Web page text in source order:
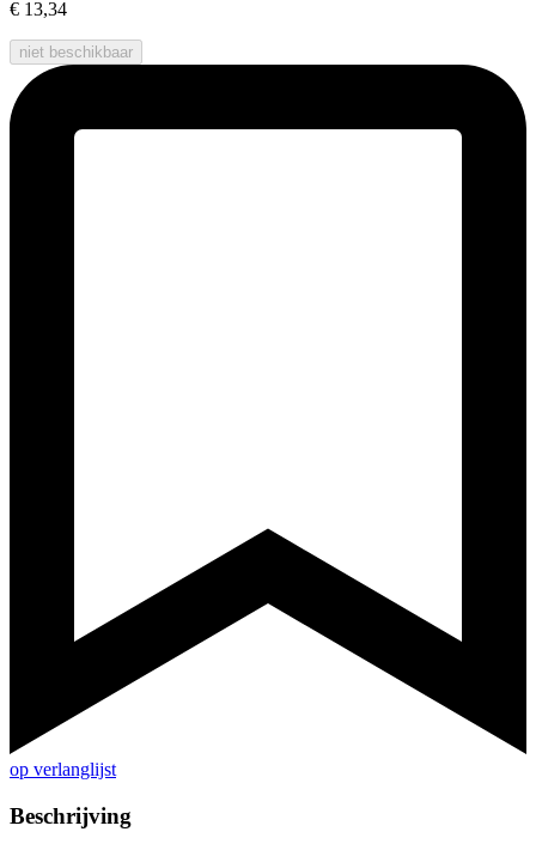
€ 13,34
niet beschikbaar
op verlanglijst
Beschrijving